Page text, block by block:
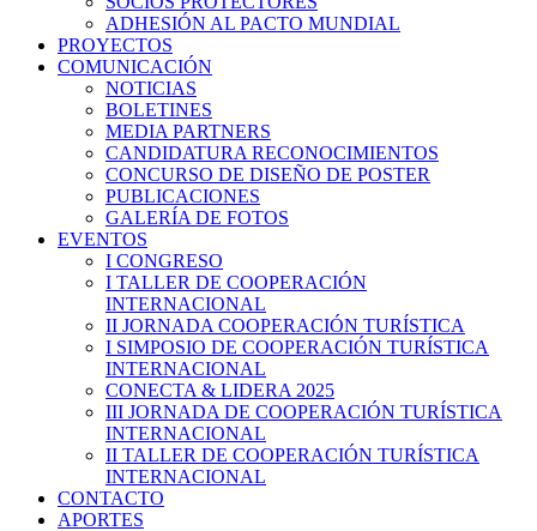
ADHESIÓN AL PACTO MUNDIAL
PROYECTOS
COMUNICACIÓN
NOTICIAS
BOLETINES
MEDIA PARTNERS
CANDIDATURA RECONOCIMIENTOS
CONCURSO DE DISEÑO DE POSTER
PUBLICACIONES
GALERÍA DE FOTOS
EVENTOS
I CONGRESO
I TALLER DE COOPERACIÓN
INTERNACIONAL
II JORNADA COOPERACIÓN TURÍSTICA
I SIMPOSIO DE COOPERACIÓN TURÍSTICA
INTERNACIONAL
CONECTA & LIDERA 2025
III JORNADA DE COOPERACIÓN TURÍSTICA
INTERNACIONAL
II TALLER DE COOPERACIÓN TURÍSTICA
INTERNACIONAL
CONTACTO
APORTES